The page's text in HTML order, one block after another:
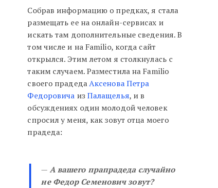
Собрав информацию о предках, я стала
размещать ее на онлайн-сервисах и
искать там дополнительные сведения. В
том числе и на Familio, когда сайт
открылся. Этим летом я столкнулась с
таким случаем. Разместила на Familio
своего прадедаАксенова Петра
Федоровича изПалащелья, и в
обсуждениях один молодой человек
спросил у меня, как зовут отца моего
прадеда:
— А вашего прапрадеда случайно
не Федор Семенович зовут?